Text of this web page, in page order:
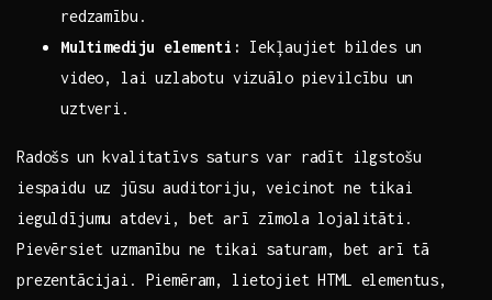
redzamību.
Multimediju elementi:
Iekļaujiet bildes un
video, lai uzlabotu vizuālo pievilcību⁣ un
uztveri.
Radošs‍ un kvalitatīvs saturs var radīt ‌ilgstošu
iespaidu uz jūsu auditoriju, veicinot ​ne tikai
‌ieguldījumu atdevi, bet arī zīmola lojalitāti.‌
Pievērsiet uzmanību⁤ ne tikai saturam, bet arī‌ tā
prezentācijai. Piemēram,​ lietojiet HTML elementus,